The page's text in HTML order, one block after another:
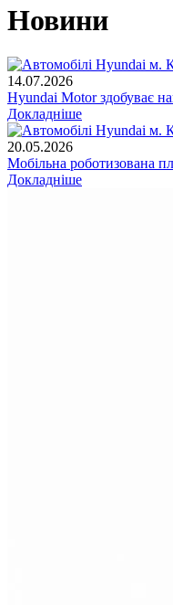
Новини
14.07.2026
Hyundai Motor здобуває
Докладніше
20.05.2026
Мобільна роботизована
Докладніше